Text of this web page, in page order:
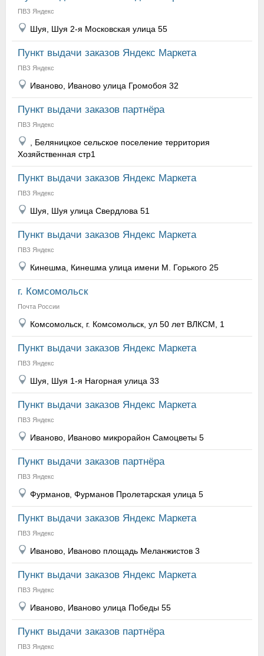
ПВЗ Яндекс
Шуя, Шуя 2-я Московская улица 55
Пункт выдачи заказов Яндекс Маркета
ПВЗ Яндекс
Иваново, Иваново улица Громобоя 32
Пункт выдачи заказов партнёра
ПВЗ Яндекс
, Беляницкое сельское поселение территория
Хозяйственная стр1
Пункт выдачи заказов Яндекс Маркета
ПВЗ Яндекс
Шуя, Шуя улица Свердлова 51
Пункт выдачи заказов Яндекс Маркета
ПВЗ Яндекс
Кинешма, Кинешма улица имени М. Горького 25
г. Комсомольск
Почта России
Комсомольск, г. Комсомольск, ул 50 лет ВЛКСМ, 1
Пункт выдачи заказов Яндекс Маркета
ПВЗ Яндекс
Шуя, Шуя 1-я Нагорная улица 33
Пункт выдачи заказов Яндекс Маркета
ПВЗ Яндекс
Иваново, Иваново микрорайон Самоцветы 5
Пункт выдачи заказов партнёра
ПВЗ Яндекс
Фурманов, Фурманов Пролетарская улица 5
Пункт выдачи заказов Яндекс Маркета
ПВЗ Яндекс
Иваново, Иваново площадь Меланжистов 3
Пункт выдачи заказов Яндекс Маркета
ПВЗ Яндекс
Иваново, Иваново улица Победы 55
Пункт выдачи заказов партнёра
ПВЗ Яндекс